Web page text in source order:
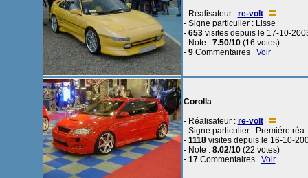
- Réalisateur : re-volt
- Signe particulier : Lisse
- 653visites depuis le 17-10-
- Note : 7.50/10(16 votes)
- 9Commentaires Voir
Corolla
- Réalisateur : re-volt
- Signe particulier : Premiére réa
- 1118visites depuis le 16-10-
- Note : 8.02/10(22 votes)
- 17Commentaires Voir